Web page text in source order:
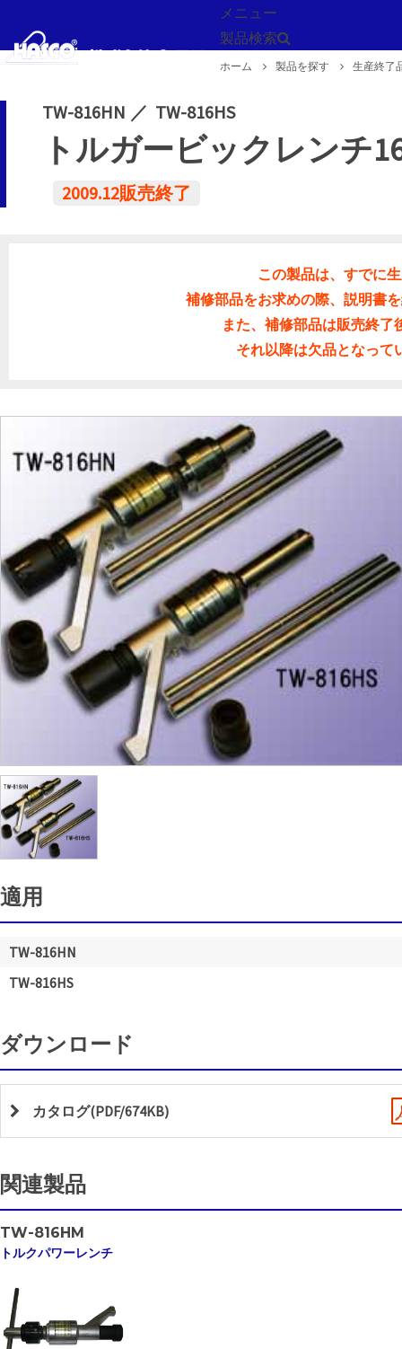
メニュー
製品検索
ホーム 製品を探す 生産終了
TW-816HN TW-816HS
トルガービックレンチ
2009.12販売終了
この製品は、すでに
補修部品をお求めの際、説明書
また、補修部品は販売終
それ以降は欠品となって
適用
TW-816HN
TW-816HS
ダウンロード
カタログ(PDF/674KB)
関連製品
TW-816HM
トルクパワーレンチ